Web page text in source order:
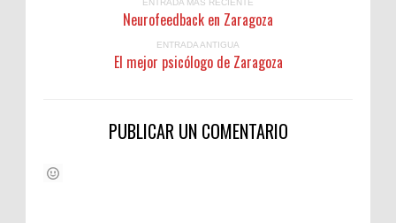
Neurofeedback en Zaragoza
ENTRADA ANTIGUA
El mejor psicólogo de Zaragoza
PUBLICAR UN COMENTARIO